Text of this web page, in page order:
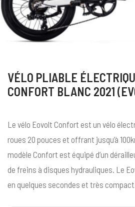
VÉLO PLIABLE
CONFORT BLANC 2021
Le vélo Eovolt Confort est un vélo
roues 20 pouces et offrant jusqu’à
modèle Confort est équipé d’un
de freins à disques hydrauliques. Le
en quelques secondes et très compact.